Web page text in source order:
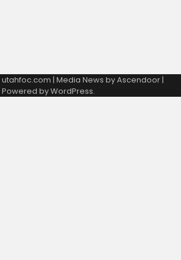
utahfoc.com | Media News byAscendoor|
Powered byWordPress.